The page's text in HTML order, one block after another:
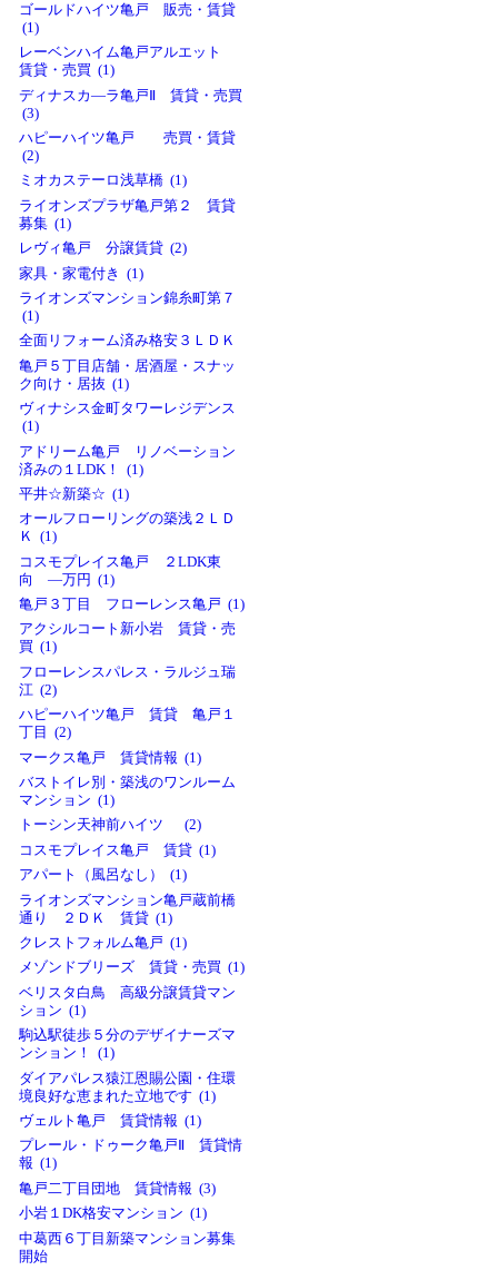
ゴールドハイツ亀戸 販売・賃貸
(1)
レーベンハイム亀戸アルエット
賃貸・売買 (1)
ディナスカ―ラ亀戸Ⅱ 賃貸・売買
(3)
ハピーハイツ亀戸 売買・賃貸
(2)
ミオカステーロ浅草橋 (1)
ライオンズプラザ亀戸第２ 賃貸
募集 (1)
レヴィ亀戸 分譲賃貸 (2)
家具・家電付き (1)
ライオンズマンション錦糸町第７
(1)
全面リフォーム済み格安３ＬＤＫ
亀戸５丁目店舗・居酒屋・スナッ
ク向け・居抜 (1)
ヴィナシス金町タワーレジデンス
(1)
アドリーム亀戸 リノベーション
済みの１LDK！ (1)
平井☆新築☆ (1)
オールフローリングの築浅２ＬＤ
Ｋ (1)
コスモプレイス亀戸 ２LDK東
向 ―万円 (1)
亀戸３丁目 フローレンス亀戸 (1)
アクシルコート新小岩 賃貸・売
買 (1)
フローレンスパレス・ラルジュ瑞
江 (2)
ハピーハイツ亀戸 賃貸 亀戸１
丁目 (2)
マークス亀戸 賃貸情報 (1)
バストイレ別・築浅のワンルーム
マンション (1)
トーシン天神前ハイツ (2)
コスモプレイス亀戸 賃貸 (1)
アパート（風呂なし） (1)
ライオンズマンション亀戸蔵前橋
通り ２ＤＫ 賃貸 (1)
クレストフォルム亀戸 (1)
メゾンドブリーズ 賃貸・売買 (1)
ベリスタ白鳥 高級分譲賃貸マン
ション (1)
駒込駅徒歩５分のデザイナーズマ
ンション！ (1)
ダイアパレス猿江恩賜公園・住環
境良好な恵まれた立地です (1)
ヴェルト亀戸 賃貸情報 (1)
プレール・ドゥーク亀戸Ⅱ 賃貸情
報 (1)
亀戸二丁目団地 賃貸情報 (3)
小岩１DK格安マンション (1)
中葛西６丁目新築マンション募集
開始